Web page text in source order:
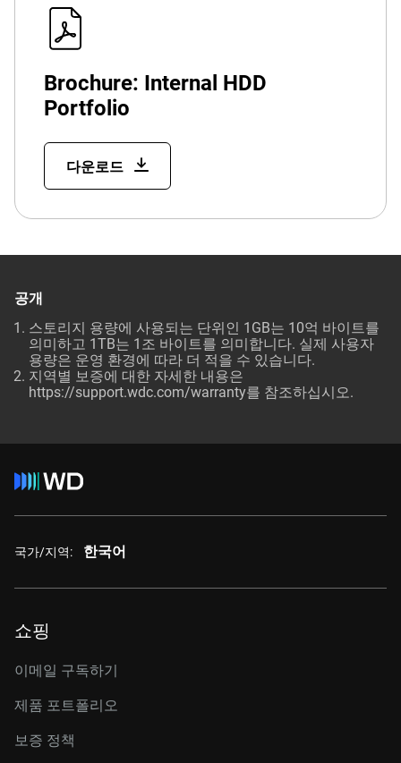
Brochure: Internal HDD
Portfolio
다운로드
공개
스토리지 용량에 사용되는 단위인 1GB는 10억 바이트를
의미하고 1TB는 1조 바이트를 의미합니다. 실제 사용자
용량은 운영 환경에 따라 더 적을 수 있습니다.
지역별 보증에 대한 자세한 내용은
https://support.wdc.com/warranty를 참조하십시오.
국가/지역: 한국어
쇼핑
이메일 구독하기
제품 포트폴리오
보증 정책